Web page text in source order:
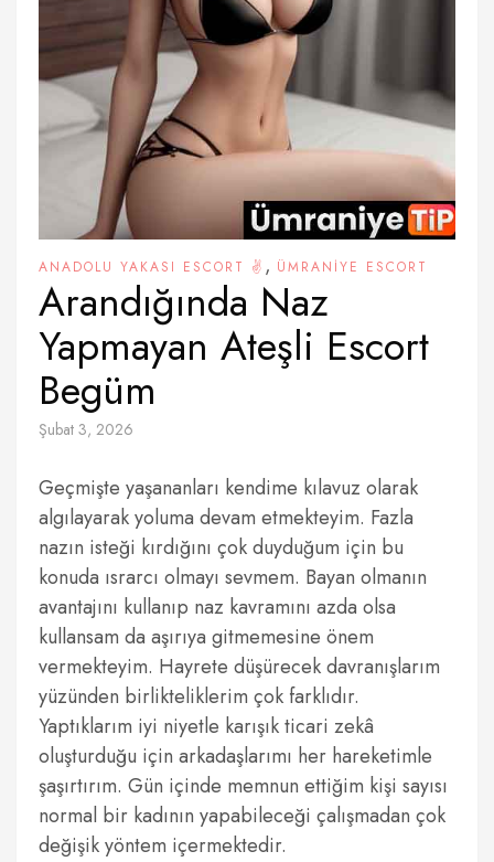
ANADOLU YAKASI ESCORT ✌️ , ÜMRANIYE ESCORT
Arandığında Naz
Yapmayan Ateşli Escort
Begüm
Şubat 3, 2026
Geçmişte yaşananları kendime kılavuz olarak
algılayarak yoluma devam etmekteyim. Fazla
nazın isteği kırdığını çok duyduğum için bu
konuda ısrarcı olmayı sevmem. Bayan olmanın
avantajını kullanıp naz kavramını azda olsa
kullansam da aşırıya gitmemesine önem
vermekteyim. Hayrete düşürecek davranışlarım
yüzünden birlikteliklerim çok farklıdır.
Yaptıklarım iyi niyetle karışık ticari zekâ
oluşturduğu için arkadaşlarımı her hareketimle
şaşırtırım. Gün içinde memnun ettiğim kişi sayısı
normal bir kadının yapabileceği çalışmadan çok
değişik yöntem içermektedir.